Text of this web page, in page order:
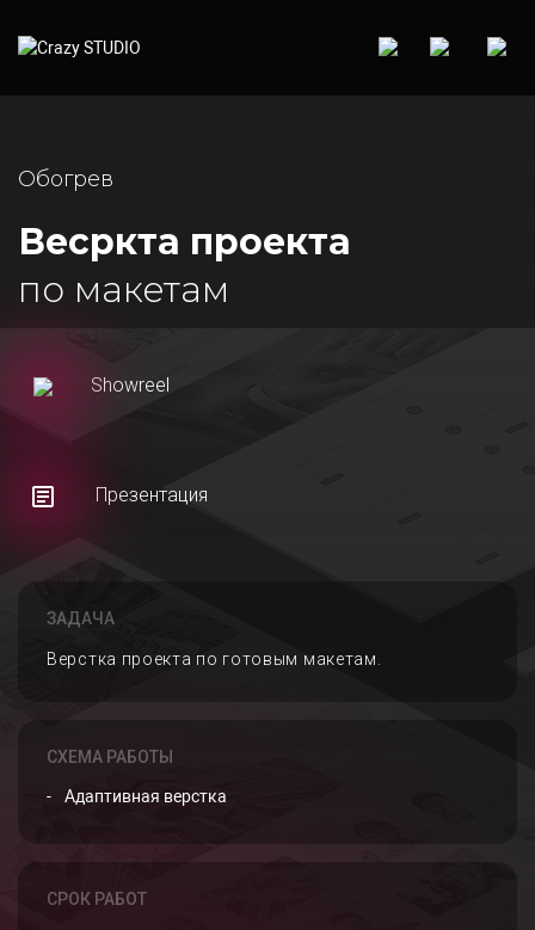
Обогрев
Весркта проекта
по макетам
Showreel
Презентация
ЗАДАЧА
Верстка проекта по готовым макетам.
СХЕМА РАБОТЫ
Адаптивная верстка
СРОК РАБОТ